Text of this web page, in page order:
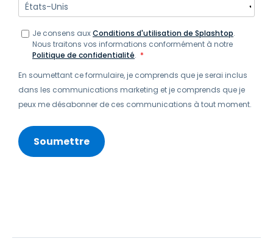
Je consens auxConditions d'utilisation de Splashtop.
Nous traitons vos informations conformément à notre
Politique de confidentialité. *
En soumettant ce formulaire, je comprends que je serai inclus
dans les communications marketing et je comprends que je
peux me désabonner de ces communications à tout moment.